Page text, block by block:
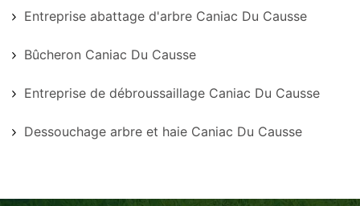
Entreprise abattage d'arbre Caniac Du Causse
Bûcheron Caniac Du Causse
Entreprise de débroussaillage Caniac Du Causse
Dessouchage arbre et haie Caniac Du Causse